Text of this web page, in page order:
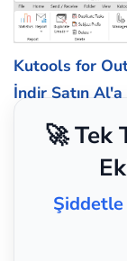
Kutools for
İndir Satın
🚀 Tek